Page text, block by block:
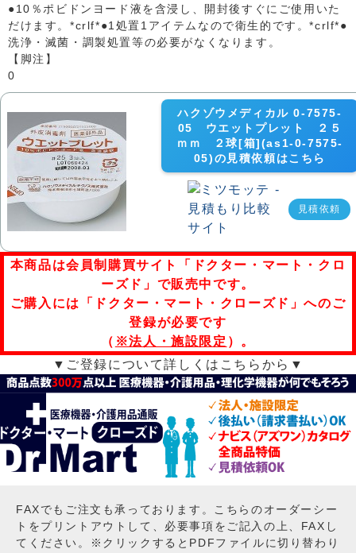
●10％ポビドンヨード液を含浸し、開封後すぐにご使用いた
だけます。*crlf*●1処置1アイテムなので衛生的です。*crlf*●
洗浄・滅菌・調製処置等の必要がなくなります。
【脚注】
0
ハクゾウメディカル 0-7575-
05 ウエットプレット ２５
ｍｍ ２球[箱](as1-0-7575-
05)の見積依頼はこちら
見積依頼
本商品は会員制購買サイト「ドクター・マート・クロ
ーズド」で販売中です。
ご購入には「ドクター・マート・クローズド」へのご
登録が必要です
（ ※法人・施設限定 ）。
▼ご登録について詳しくはこちらから▼
FAXでもご注文も承っております。こちらのオーダーシー
トをプリントアウトして、必要事項をご記入の上、FAXし
てください。※クリックするとPDFファイルに切り替わり